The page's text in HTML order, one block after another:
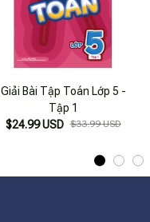
Giải Bài Tập Toán Lớp 5 -
Tập 1
$24.99 USD $33.99 USD